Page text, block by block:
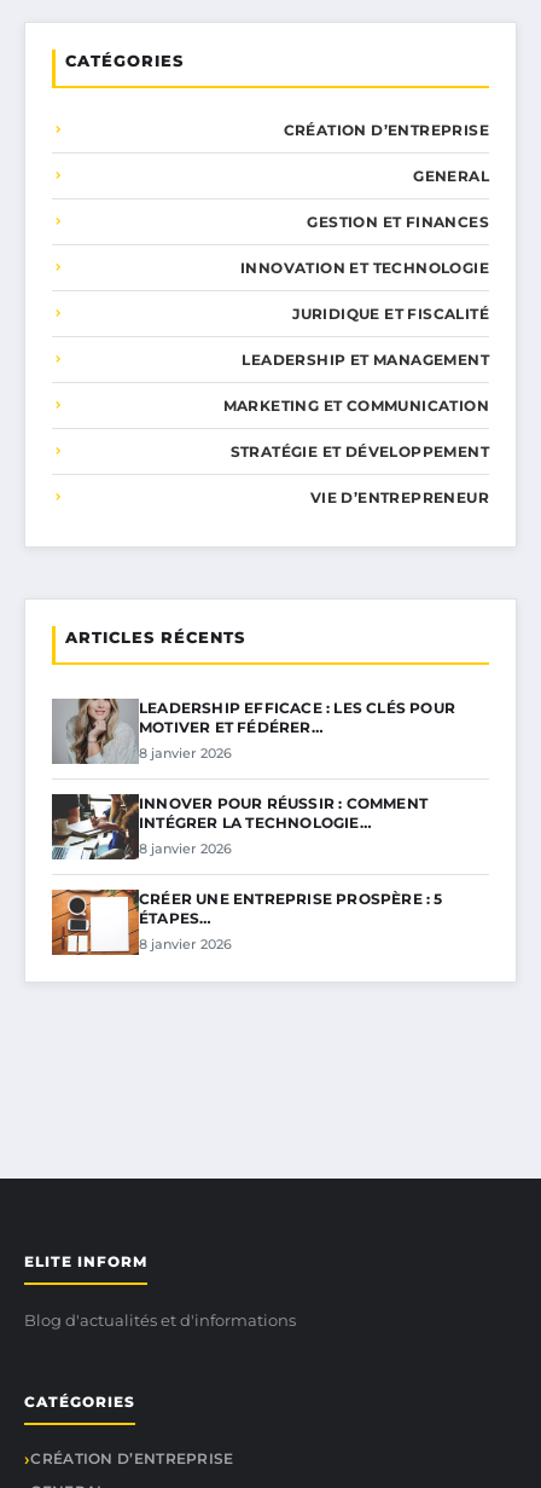
CATÉGORIES
CRÉATION D’ENTREPRISE
GENERAL
GESTION ET FINANCES
INNOVATION ET TECHNOLOGIE
JURIDIQUE ET FISCALITÉ
LEADERSHIP ET MANAGEMENT
MARKETING ET COMMUNICATION
STRATÉGIE ET DÉVELOPPEMENT
VIE D’ENTREPRENEUR
ARTICLES RÉCENTS
LEADERSHIP EFFICACE : LES CLÉS POUR
MOTIVER ET FÉDÉRER…
8 janvier 2026
INNOVER POUR RÉUSSIR : COMMENT
INTÉGRER LA TECHNOLOGIE…
8 janvier 2026
CRÉER UNE ENTREPRISE PROSPÈRE : 5
ÉTAPES…
8 janvier 2026
ELITE INFORM
Blog d'actualités et d'informations
CATÉGORIES
CRÉATION D’ENTREPRISE